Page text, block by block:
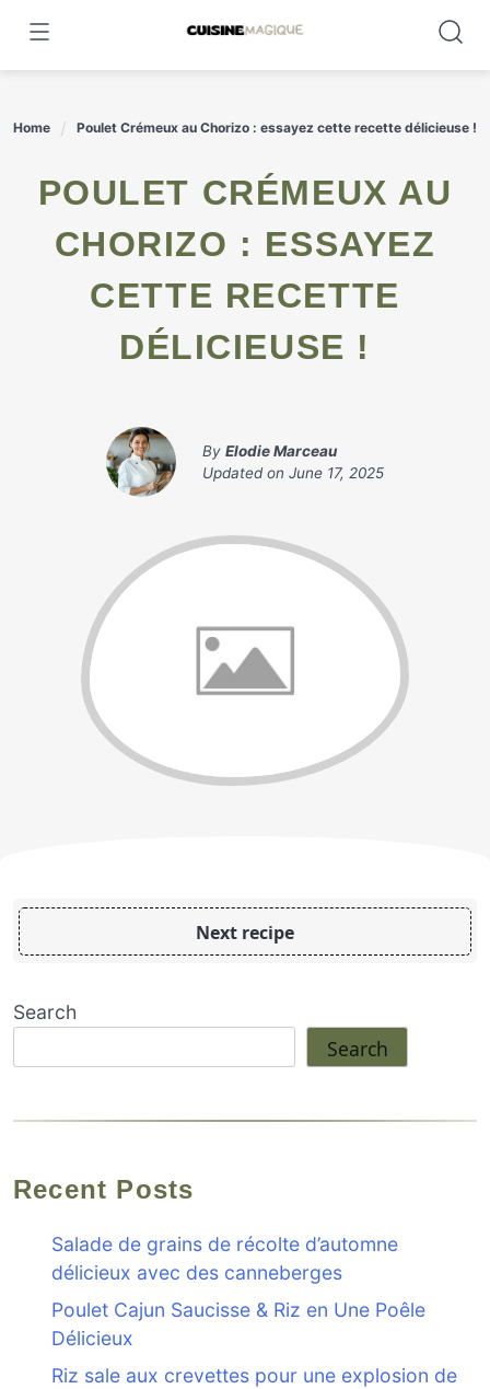
content
Home Poulet Crémeux au Chorizo : essayez cette recette délicieuse !
POULET CRÉMEUX AU
CHORIZO : ESSAYEZ
CETTE RECETTE
DÉLICIEUSE !
By Elodie Marceau
Updated on June 17, 2025
Next recipe
Search
Search
Recent Posts
Salade de grains de récolte d’automne
délicieux avec des canneberges
Poulet Cajun Saucisse & Riz en Une Poêle
Délicieux
Riz sale aux crevettes pour une explosion de